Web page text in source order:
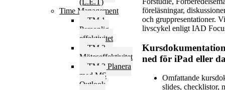
Time Management
TM 1
Personlig
effektivitet
TM 2
Möteseffektivitet
TM 3 Planera
med MS
Outlook
föreläsningar,
och gruppresentationer.
livscykel enligt IAD
ned för iPad eller
Omfattande
slides, checklistor,